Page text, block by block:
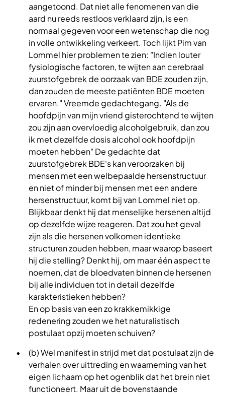
aangetoond. Dat niet alle fenomenen van die
aard nu reeds restloos verklaard zijn, is een
normaal gegeven voor een wetenschap die nog
in volle ontwikkeling verkeert. Toch lijkt Pim van
Lommel hier problemen te zien: "Indien louter
fysiologische factoren, te wijten aan cerebraal
zuurstofgebrek de oorzaak van BDE zouden zijn,
dan zouden de meeste patiënten BDE moeten
ervaren." Vreemde gedachtegang. "Als de
hoofdpijn van mijn vriend gisterochtend te wijten
zou zijn aan overvloedig alcoholgebruik, dan zou
ik met dezelfde dosis alcohol ook hoofdpijn
moeten hebben" De gedachte dat
zuurstofgebrek BDE's kan veroorzaken bij
mensen met een welbepaalde hersenstructuur
en niet of minder bij mensen met een andere
hersenstructuur, komt bij van Lommel niet op.
Blijkbaar denkt hij dat menselijke hersenen altijd
op dezelfde wijze reageren. Dat zou het geval
zijn als die hersenen volkomen identieke
structuren zouden hebben, maar waarop baseert
hij die stelling? Denkt hij, om maar één aspect te
noemen, dat de bloedvaten binnen de hersenen
bij alle individuen tot in detail dezelfde
karakteristieken hebben?
En op basis van een zo krakkemikkige
redenering zouden we het naturalistisch
postulaat opzij moeten schuiven?
(b) Wel manifest in strijd met dat postulaat zijn de
verhalen over uittreding en waarneming van het
eigen lichaam op het ogenblik dat het brein niet
functioneert. Maar uit de bovenstaande